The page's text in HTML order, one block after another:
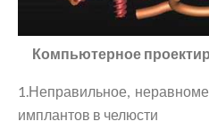
Компьютерное
1.Неправильное,
имплантов в челюсти